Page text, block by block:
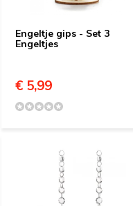
Engeltje gips - Set 3
Engeltjes
€ 5,99